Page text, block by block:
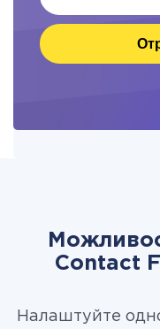
Contact
Налаштуйте